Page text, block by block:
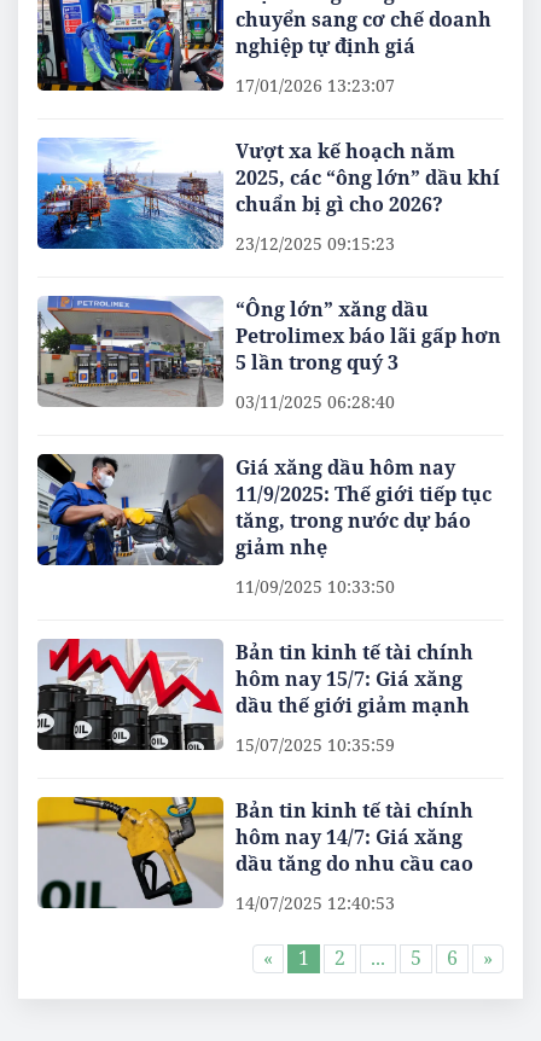
chuyển sang cơ chế doanh
nghiệp tự định giá
17/01/2026 13:23:07
Vượt xa kế hoạch năm
2025, các “ông lớn” dầu khí
chuẩn bị gì cho 2026?
23/12/2025 09:15:23
“Ông lớn” xăng dầu
Petrolimex báo lãi gấp hơn
5 lần trong quý 3
03/11/2025 06:28:40
Giá xăng dầu hôm nay
11/9/2025: Thế giới tiếp tục
tăng, trong nước dự báo
giảm nhẹ
11/09/2025 10:33:50
Bản tin kinh tế tài chính
hôm nay 15/7: Giá xăng
dầu thế giới giảm mạnh
15/07/2025 10:35:59
Bản tin kinh tế tài chính
hôm nay 14/7: Giá xăng
dầu tăng do nhu cầu cao
14/07/2025 12:40:53
« 1 2 ... 5 6 »